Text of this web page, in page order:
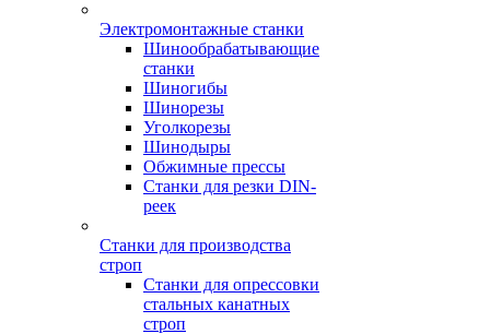
Электромонтажные станки
Шинообрабатывающие
станки
Шиногибы
Шинорезы
Уголкорезы
Шинодыры
Обжимные прессы
Станки для резки DIN-
реек
Станки для производства
строп
Станки для опрессовки
стальных канатных
строп